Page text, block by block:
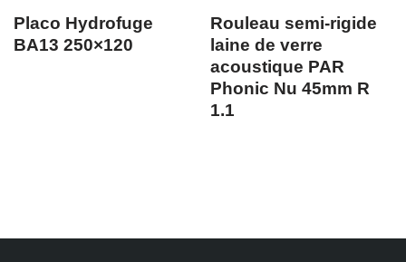
Placo Hydrofuge
BA13 250×120
Rouleau semi-rigide
laine de verre
acoustique PAR
Phonic Nu 45mm R
1.1